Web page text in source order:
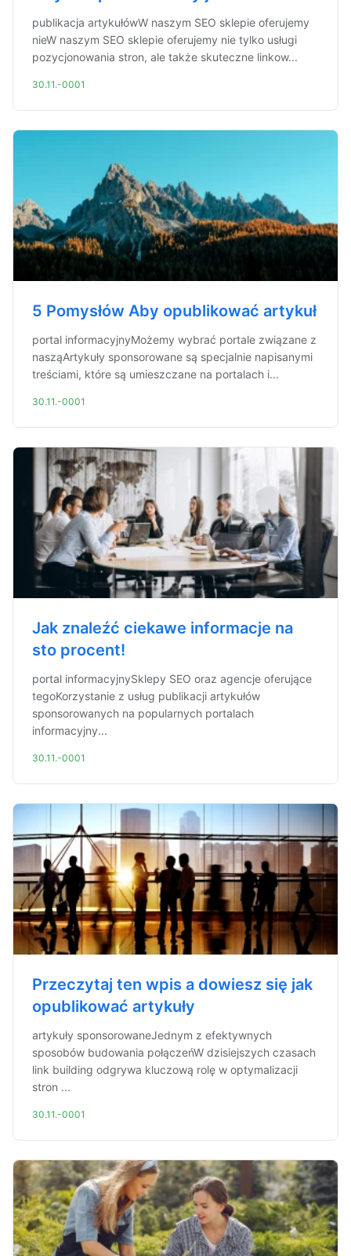
publikacja artykułówW naszym SEO sklepie oferujemy
nieW naszym SEO sklepie oferujemy nie tylko usługi
pozycjonowania stron, ale także skuteczne linkow...
30.11.-0001
5 Pomysłów Aby opublikować artykuł
portal informacyjnyMożemy wybrać portale związane z
nasząArtykuły sponsorowane są specjalnie napisanymi
treściami, które są umieszczane na portalach i...
30.11.-0001
Jak znaleźć ciekawe informacje na
sto procent!
portal informacyjnySklepy SEO oraz agencje oferujące
tegoKorzystanie z usług publikacji artykułów
sponsorowanych na popularnych portalach
informacyjny...
30.11.-0001
Przeczytaj ten wpis a dowiesz się jak
opublikować artykuły
artykuły sponsorowaneJednym z efektywnych
sposobów budowania połączeńW dzisiejszych czasach
link building odgrywa kluczową rolę w optymalizacji
stron ...
30.11.-0001